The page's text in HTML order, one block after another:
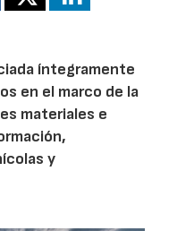
íntegramente
en el marco de la
materiales e
y